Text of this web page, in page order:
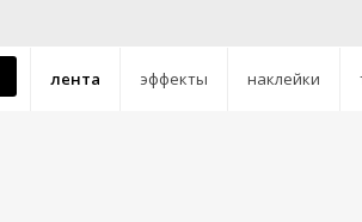
лента эффекты наклейки